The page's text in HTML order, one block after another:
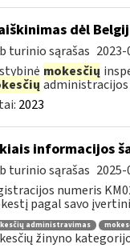
dėl
turinio sąrašas
mokesčių
administracijos
2023
informacijos
turinio sąrašas
numeris
pagal savo
administravimas
žinyno